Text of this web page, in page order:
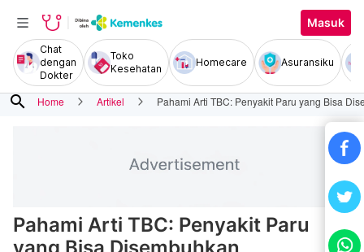
Masuk
Chat
dengan
Dokter
Toko
Kesehatan
Homecare Asuransiku
search Home Artikel Pahami Arti TBC: Penyakit Paru yang Bisa
Pahami Arti TBC: Penyakit Paru